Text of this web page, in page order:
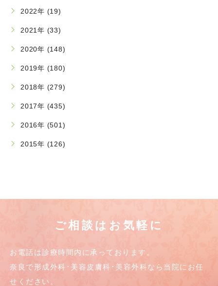
2022年 (19)
2021年 (33)
2020年 (148)
2019年 (180)
2018年 (279)
2017年 (435)
2016年 (501)
2015年 (126)
ご相談はお気軽に
お電話は診療時間内に承っております。
奈良で形成外科･美容皮膚科･美容外科なら当院にお任
せください。